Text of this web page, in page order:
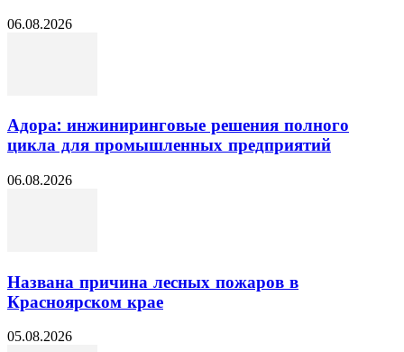
06.08.2026
Адора: инжиниринговые решения полного
цикла для промышленных предприятий
06.08.2026
Названа причина лесных пожаров в
Красноярском крае
05.08.2026